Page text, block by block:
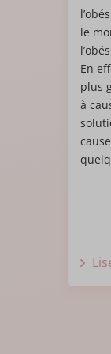
le
En
plus
à